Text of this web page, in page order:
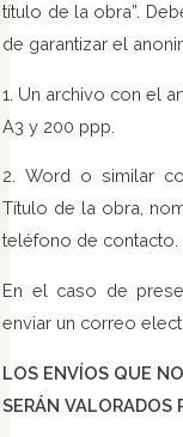
título de la obra”.
de garantizar el
1. Un archivo con el
A3 y 200 ppp.
2. Word o similar
Título de la obra,
teléfono de contacto.
En el caso de
enviar un correo
LOS ENVÍOS QUE
SERÁN VALORADOS